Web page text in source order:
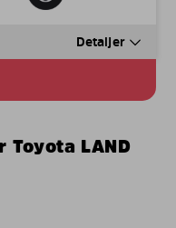
Detaljer
LAND